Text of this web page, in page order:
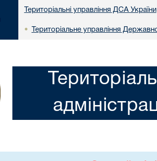
Територіальні управління ДСА України
• Територіальне управління